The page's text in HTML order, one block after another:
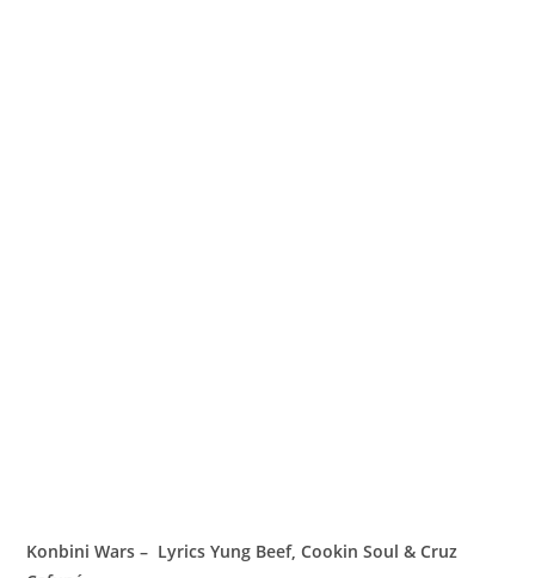
Konbini Wars – Lyrics Yung Beef, Cookin Soul & Cruz